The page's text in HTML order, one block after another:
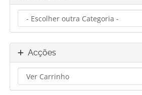
Acções